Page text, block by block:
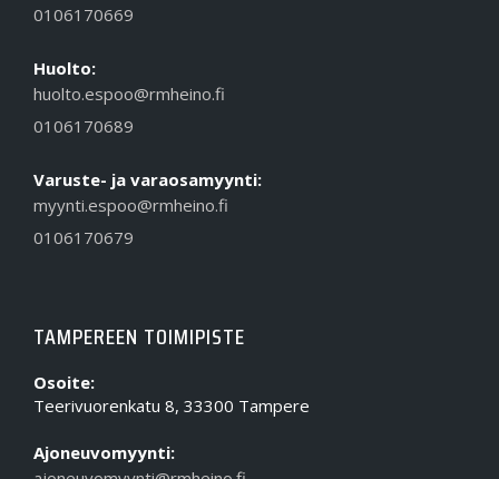
0106170669
Huolto:
huolto.espoo@rmheino.fi
0106170689
Varuste- ja varaosamyynti:
myynti.espoo@rmheino.fi
0106170679
TAMPEREEN TOIMIPISTE
Osoite:
Teerivuorenkatu 8, 33300 Tampere
Ajoneuvomyynti: